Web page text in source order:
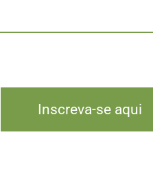
Inscreva-se aqui